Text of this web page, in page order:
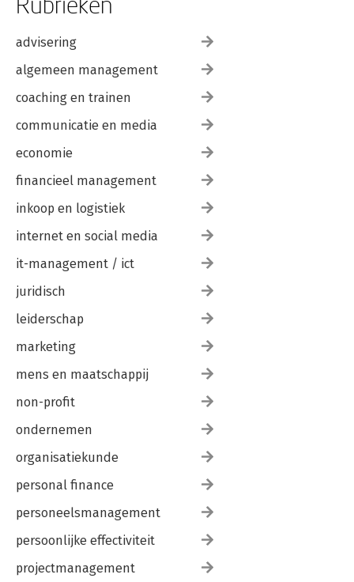
advisering
algemeen management
coaching en trainen
communicatie en media
economie
financieel management
inkoop en logistiek
internet en social media
it-management / ict
juridisch
leiderschap
marketing
mens en maatschappij
non-profit
ondernemen
organisatiekunde
personal finance
personeelsmanagement
persoonlijke effectiviteit
projectmanagement